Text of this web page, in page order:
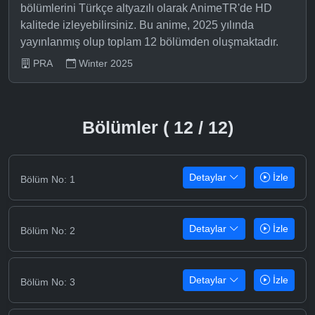
bölümlerini Türkçe altyazılı olarak AnimeTR'de HD
kalitede izleyebilirsiniz. Bu anime, 2025 yılında
yayınlanmış olup toplam 12 bölümden oluşmaktadır.
PRA Winter 2025
Bölümler ( 12 / 12)
Bölüm No: 1 Detaylar İzle
Bölüm No: 2 Detaylar İzle
Bölüm No: 3 Detaylar İzle